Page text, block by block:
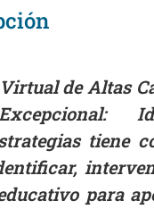
de Altas
tiene
para